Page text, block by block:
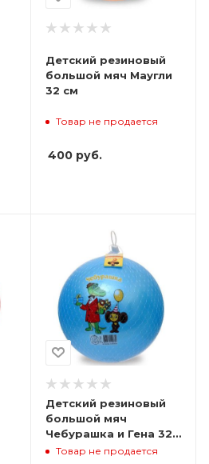
Детский резиновый
большой мяч Маугли
32 см
Товар не продается
400руб.
Детский резиновый
большой мяч
Чебурашка и Гена 32
см товар неТовар не продается